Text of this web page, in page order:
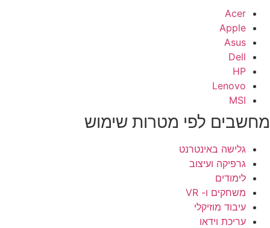
Acer
Apple
Asus
Dell
HP
Lenovo
MSI
לפי מטרות שימוש
גלישה באינטרנט
גרפיקה ועיצוב
לימודים
משחקים ו- VR
עיבוד מוזיקלי
עריכת וידאו